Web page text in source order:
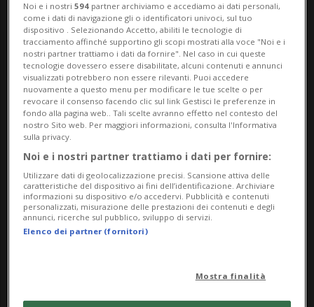
Notizie su Rosita
Celentano
Segui le notizie e gli approfondimenti su
Rosita Celentano.
Noi e i nostri594 partner archiviamo e accediamo ai dati personali,
come i dati di navigazione gli o identificatori univoci, sul tuo
dispositivo . Selezionando Accetto, abiliti le tecnologie di
tracciamento affinché supportino gli scopi mostrati alla voce "Noi e i
nostri partner trattiamo i dati da fornire". Nel caso in cui queste
tecnologie dovessero essere disabilitate, alcuni contenuti e annunci
visualizzati potrebbero non essere rilevanti. Puoi accedere
nuovamente a questo menu per modificare le tue scelte o per
revocare il consenso facendo clic sul link Gestisci le preferenze in
fondo alla pagina web.. Tali scelte avranno effetto nel contesto del
nostro Sito web. Per maggiori informazioni, consulta l'Informativa
sulla privacy.
Noi e i nostri partner trattiamo i dati per fornire:
Utilizzare dati di geolocalizzazione precisi. Scansione attiva delle
caratteristiche del dispositivo ai fini dell’identificazione. Archiviare
informazioni su dispositivo e/o accedervi. Pubblicità e contenuti
personalizzati, misurazione delle prestazioni dei contenuti e degli
annunci, ricerche sul pubblico, sviluppo di servizi.
Elenco dei partner (fornitori)
Mostra finalità